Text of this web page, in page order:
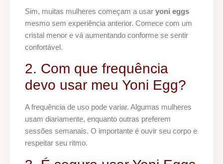
Sim, muitas mulheres começam a usar yoni eggs
mesmo sem experiência anterior. Comece com um
cristal menor e vá aumentando conforme se sentir
confortável.
2. Com que frequência
devo usar meu Yoni Egg?
A frequência de uso pode variar. Algumas mulheres
usam diariamente, enquanto outras preferem
sessões semanais. O importante é ouvir seu corpo e
respeitar seu ritmo.